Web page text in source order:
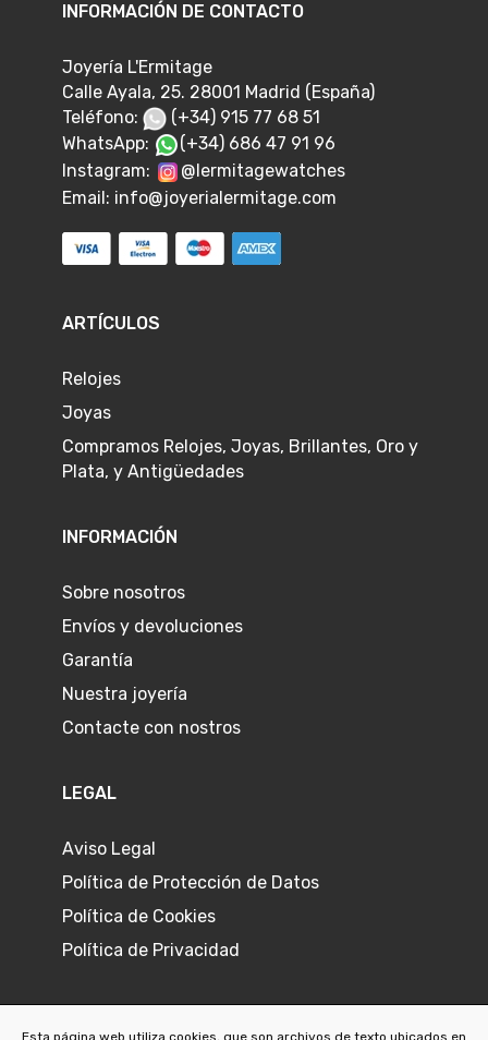
INFORMACIÓN DE CONTACTO
Joyería L'Ermitage
Calle Ayala, 25. 28001 Madrid (España)
Teléfono:
(+34) 915 77 68 51
WhatsApp:
(+34) 686 47 91 96
Instagram:
@lermitagewatches
Email: info@joyerialermitage.com
ARTÍCULOS
Relojes
Joyas
Compramos Relojes, Joyas, Brillantes, Oro y
Plata, y Antigüedades
INFORMACIÓN
Sobre nosotros
Envíos y devoluciones
Garantía
Nuestra joyería
Contacte con nostros
LEGAL
Aviso Legal
Política de Protección de Datos
Política de Cookies
Política de Privacidad
Esta página web utiliza cookies, que son archivos de texto ubicados en